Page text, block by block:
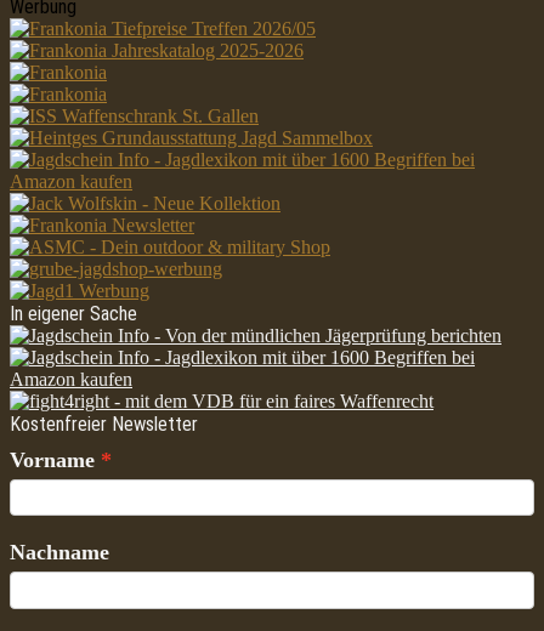
Werbung
In eigener Sache
Kostenfreier Newsletter
Vorname
Nachname